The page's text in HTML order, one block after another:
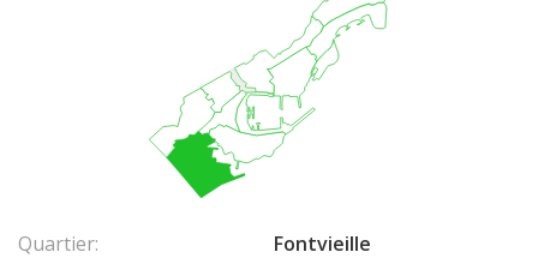
Quartier:
Fontvieille